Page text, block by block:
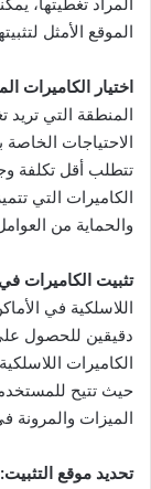
المراد تغطيتها،
الموقع الأمثل
اختيار الكاميرات
المنطقة التي تريد
الاحتياجات الخاصة
تتطلب أقل تكلفة
الكاميرات التي
والحماية من
تثبيت الكاميرات
اللاسلكية في
دقيقين للحصول على
الكاميرات
حيث تتيح
الميزات والمرونة
تحديد موقع التثبيت: